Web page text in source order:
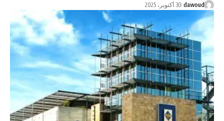
30 أكتوبر، 2025